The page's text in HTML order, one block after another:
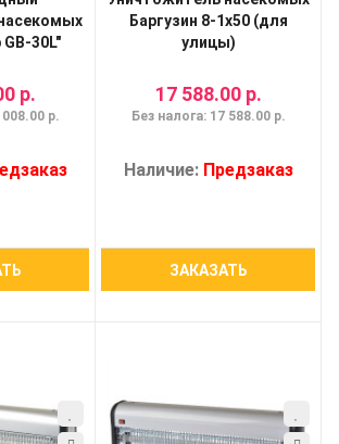
30L"
р.
008.00 р.
Баргузин 8-1x50 (для
улицы)
17 588.00 р.
Без налога: 17 588.00 р.
Наличие: Предзаказ
ЗАКАЗАТЬ